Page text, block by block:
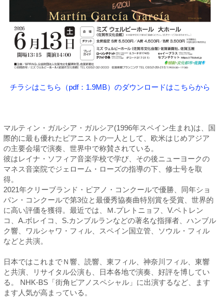
チラシはこちら（pdf：1.9MB）のダウンロードはこちらから
マルティン・ガルシア・ガルシア(1996年スペイン生まれ)は、国
際的に最も優れたピアニストの一人として、欧米はじめアジア
の主要会場で演奏、世界中で称賛されている。
彼はレイナ・ソフィア音楽学校で学び、その後ニューヨークの
マネス音楽院でジェローム・ローズの指導の下、修士号を取
得。
2021年クリーブランド・ピアノ・コンクールで優勝、同年ショ
パン・コンクールで第3位と最優秀協奏曲特別賞を受賞、世界的
に高い評価を獲得。最近では、Ｍ.プレトニョフ、V.ペトレン
コ、A.ボレイコ、S.カンブルランなどの著名な指揮者、ハンブル
ク響、ワルシャワ・フィル、スペイン国立管、ソウル・フィル
などと共演。
日本ではこれまでＮ響、読響、東フィル、神奈川フィル、東響
と共演、リサイタル公演も、日本各地で演奏、好評を博してい
る。 NHK-BS「街角ピアノスペシャル」に出演するなど、ます
ます人気が高まっている。